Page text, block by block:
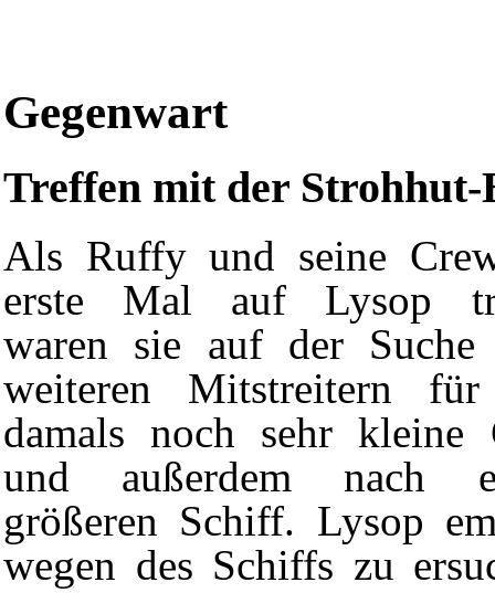
Gegenwart
Treffen mit der Strohhut-
Als Ruffyund seine
erste Mal auf Lysop
waren sie auf der Suche
weiteren Mitstreitern
damals noch sehr kleine
und außerdem nach
größeren Schiff. Lysop
wegen des Schiffs zu